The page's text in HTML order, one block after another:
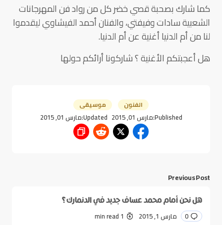
كما شارك بصحبة قصي خضر كل من رواد فن المهرجانات
الشعبية سادات وفيفتي، والفنان أحمد الفيشاوي ليقدموا
لنا من أم الدنيا أغنية عن أم الدنيا.
هل أعجبتكم الأغنية ؟ شاركونا أرائكم حولها
الفنون موسيقى
Published:مارس 01, 2015 Updated:مارس 01, 2015
Previous Post
هل نحن أمام محمد عساف جديد في الدنمارك؟
0 مارس 1, 2015 1 min read